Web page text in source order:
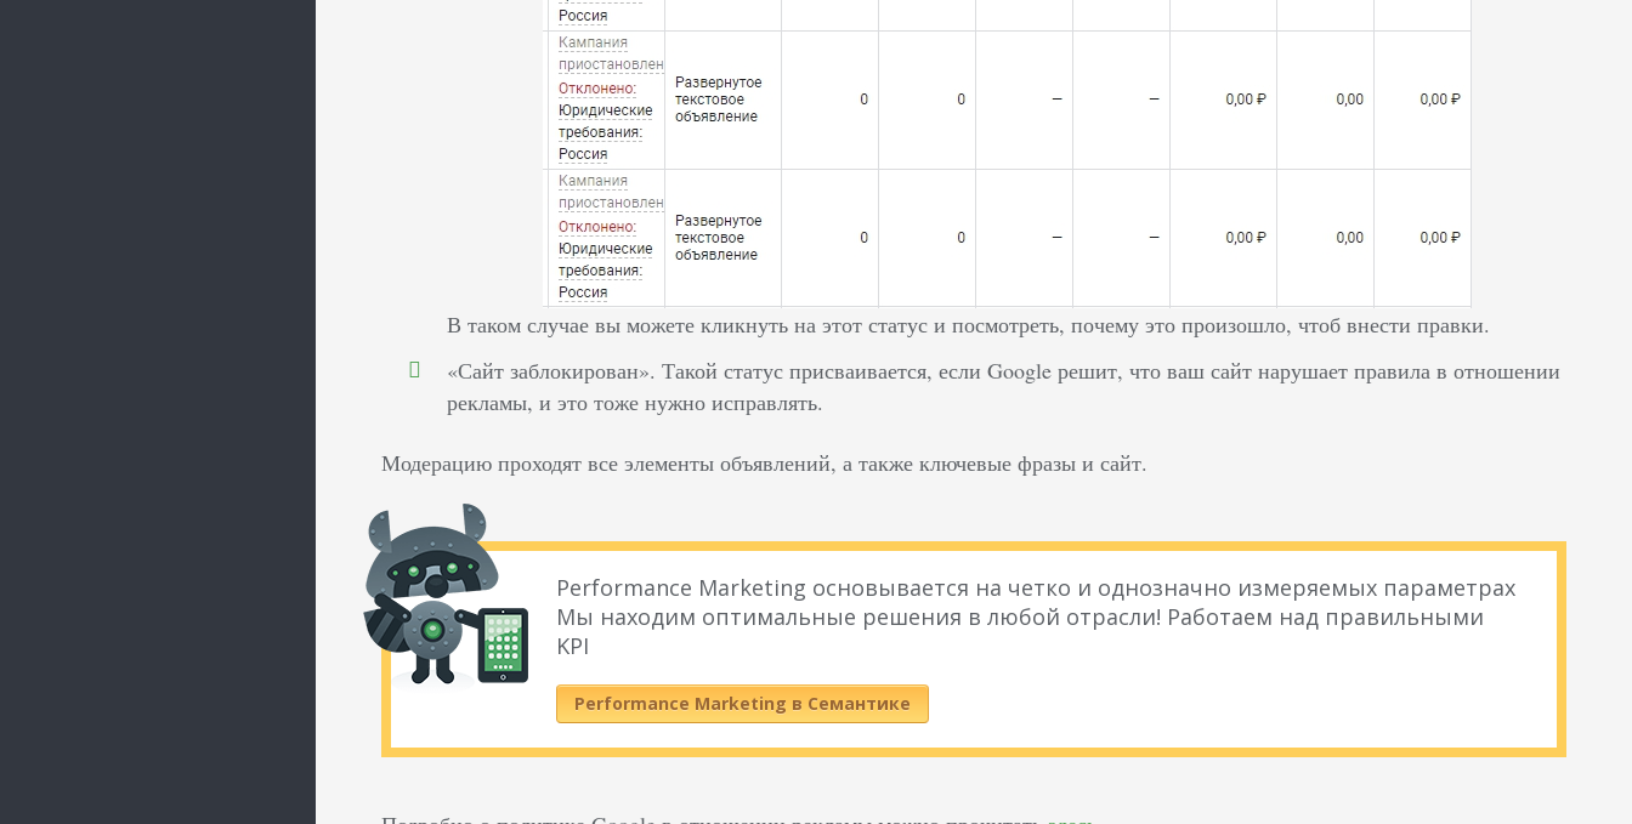
В таком случае вы можете кликнуть на этот статус и посмотреть, почему это произошло, чтоб внести правки.
«Сайт заблокирован». Такой статус присваивается, если Google решит, что ваш сайт нарушает правила в отношении
рекламы, и это тоже нужно исправлять.
Модерацию проходят все элементы объявлений, а также ключевые фразы и сайт.
Performance Marketing основывается на четко и однозначно измеряемых параметрах
Мы находим оптимальные решения в любой отрасли! Работаем над правильными
KPI
Performance Marketing в Семантике